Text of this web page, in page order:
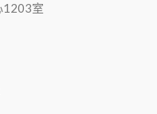
1203室